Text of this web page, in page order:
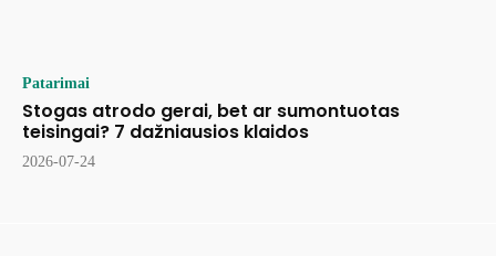
Patarimai
Stogas atrodo gerai, bet ar sumontuotas
teisingai? 7 dažniausios klaidos
2026-07-24